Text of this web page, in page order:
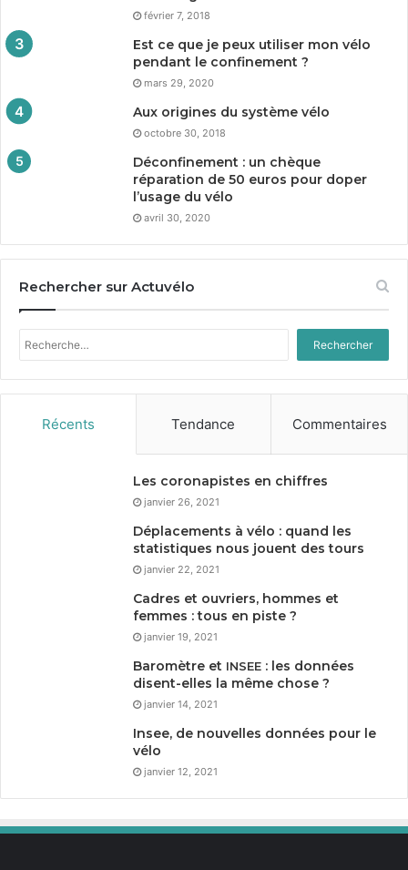
février 7, 2018
Est ce que je peux utiliser mon vélo
pendant le confinement ?
mars 29, 2020
Aux origines du système vélo
octobre 30, 2018
Déconfinement : un chèque
réparation de 50 euros pour doper
l’usage du vélo
avril 30, 2020
Rechercher sur Actuvélo
Rechercher :
Récents Tendance Commentaires
Les coronapistes en chiffres
janvier 26, 2021
Déplacements à vélo : quand les
statistiques nous jouent des tours
janvier 22, 2021
Cadres et ouvriers, hommes et
femmes : tous en piste ?
janvier 19, 2021
Baromètre et INSEE : les données
disent-elles la même chose ?
janvier 14, 2021
Insee, de nouvelles données pour le
vélo
janvier 12, 2021